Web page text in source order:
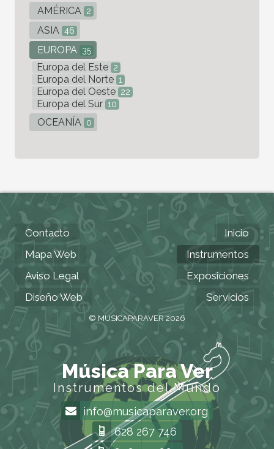
AMÉRICA 2
ASIA 46
EUROPA 35
Europa del Este 2
Europa del Norte 1
Europa del Oeste 22
Europa del Sur 10
OCEANÍA 0
Contacto
Mapa Web
Aviso Legal
Diseño Web
Inicio
Instrumentos
Exposiciones
Servicios
© MUSICAPARAVER 2026
Música Para Ver
Instrumentos del Mundo
info@musicaparaver.org
628 267 746